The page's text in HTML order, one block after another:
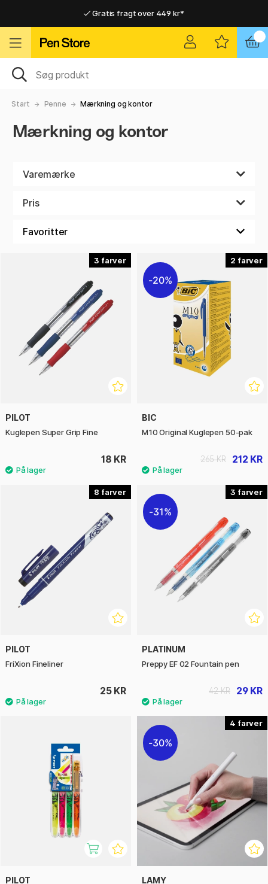
Gratis fragt over 449 kr*
Hurtigt til dør eller pakkeshop
Hurtigt til dør eller pakkeshop
Start Penne Mærkning og kontor
Mærkning og kontor
Varemærke
Pris
3
PILOT
Kuglepen Super Grip Fine
18 KR
2
20%
BIC
M10 Original Kuglepen 50-pak
212 KR
265 KR
8
PILOT
FriXion Fineliner
25 KR
3
31%
PLATINUM
Preppy EF 02 Fountain pen
29 KR
42 KR
PILOT
4
30%
LAMY